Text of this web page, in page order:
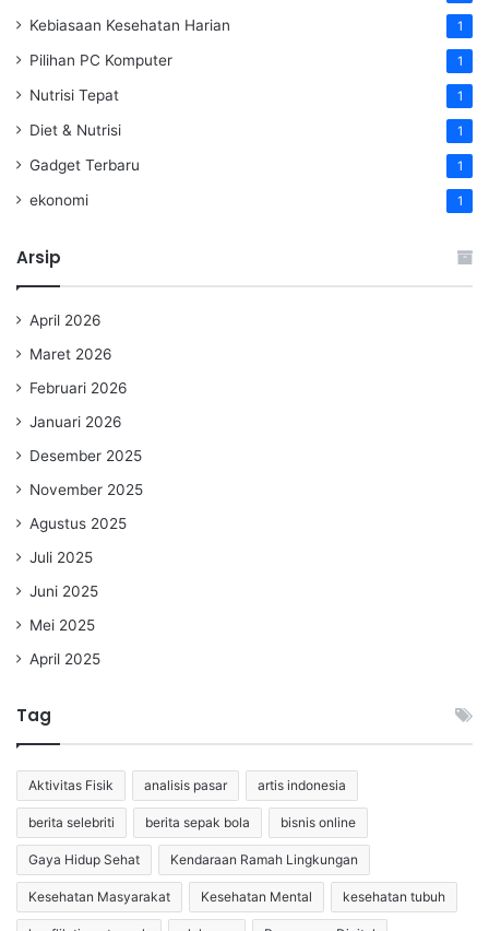
Kebiasaan Kesehatan Harian 1
Pilihan PC Komputer 1
Nutrisi Tepat 1
Diet & Nutrisi 1
Gadget Terbaru 1
ekonomi 1
Arsip
April 2026
Maret 2026
Februari 2026
Januari 2026
Desember 2025
November 2025
Agustus 2025
Juli 2025
Juni 2025
Mei 2025
April 2025
Tag
Aktivitas Fisik analisis pasar artis indonesia
berita selebriti berita sepak bola bisnis online
Gaya Hidup Sehat Kendaraan Ramah Lingkungan
Kesehatan Masyarakat Kesehatan Mental kesehatan tubuh